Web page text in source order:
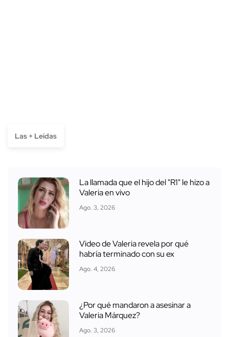
Las + Leídas
La llamada que el hijo del "R1" le hizo a
Valeria en vivo
Ago. 3, 2026
Video de Valeria revela por qué
habría terminado con su ex
Ago. 4, 2026
¿Por qué mandaron a asesinar a
Valeria Márquez?
Ago. 3, 2026